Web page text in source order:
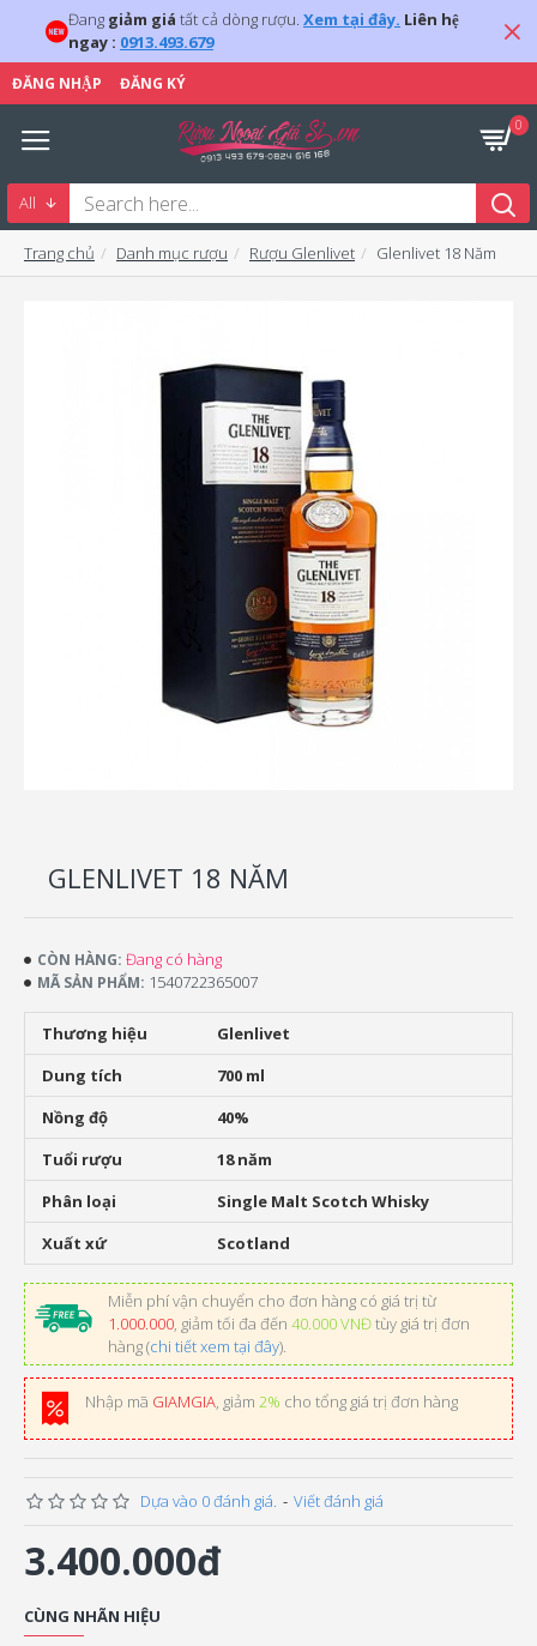
Đang giảm giá tất cả dòng rượu. Xem tại đây. Liên hệ
ngay : 0913.493.679
ĐĂNG NHẬP ĐĂNG KÝ
0
All
Trang chủ Danh mục rượu Rượu Glenlivet Glenlivet 18 Năm
GLENLIVET 18 NĂM
Thương hiệu
Glenlivet
Dung tích
700 ml
Nồng độ
40%
Tuổi rượu
18 năm
Phân loại
Single Malt Scotch Whisky
Xuất xứ
Scotland
Miễn phí vận chuyển cho đơn hàng có giá trị từ
1.000.000, giảm tối đa đến 40.000 VNĐtùy giá trị đơn
hàng (chi tiết xem tại đây).
Nhập mã GIAMGIA, giảm 2% cho tổng giá trị đơn hàng
CÒN HÀNG: Đang có hàng
MÃ SẢN PHẨM: 1540722365007
Dựa vào 0 đánh giá. - Viết đánh giá
3.400.000đ
CÙNG NHÃN HIỆU